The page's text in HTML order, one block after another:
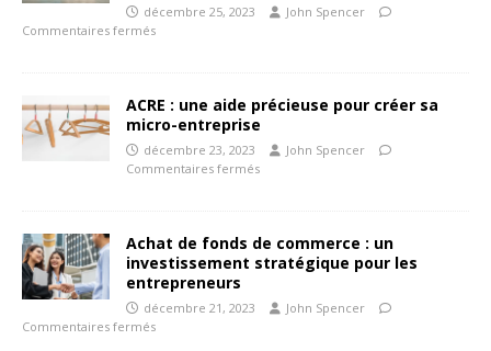
décembre 25, 2023
John Spencer
Commentaires fermés
ACRE : une aide précieuse pour créer sa
micro-entreprise
décembre 23, 2023
John Spencer
Commentaires fermés
Achat de fonds de commerce : un
investissement stratégique pour les
entrepreneurs
décembre 21, 2023
John Spencer
Commentaires fermés